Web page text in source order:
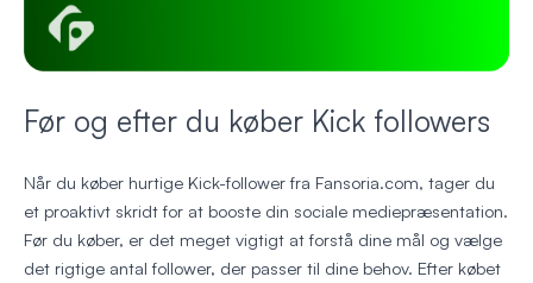
Før og efter du køber Kick followers
Når du køber hurtige Kick-follower fra Fansoria.com, tager du
et proaktivt skridt for at booste din sociale mediepræsentation.
Før du køber, er det meget vigtigt at forstå dine mål og vælge
det rigtige antal follower, der passer til dine behov. Efter købet